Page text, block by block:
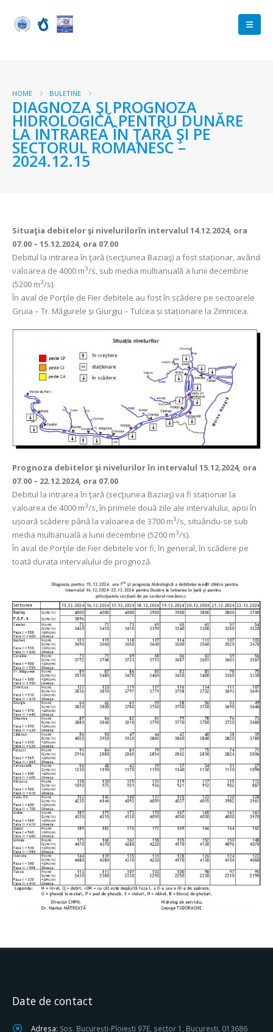
HOME BULETINE
DIAGNOZA ŞI PROGNOZA
HIDROLOGICĂ PENTRU DUNĂRE
LA INTRAREA ÎN ŢARĂ ŞI PE
SECTORUL ROMANESC –
2024.12.15
Situaţia debitelor şi nivelurilorîn intervalul 14.12.2024, ora
07.00 – 15.12.2024, ora 07.00
Debitul la intrarea în ţară (secţiunea Baziaş) a fost staționar, având
valoarea de 4000 m3/s, sub media multianuală a lunii decembrie
(5200 m3/s).
În aval de Porţile de Fier debitele au fost în scădere pe sectoarele
Gruia – Tr. Măgurele și Giurgiu – Tulcea și staționare la Zimnicea.
Prognoza debitelor şi nivelurilorîn intervalul 15.12.2024, ora
07.00 – 22.12.2024, ora 07.00
Debitul la intrarea în ţară (secţiunea Baziaş) va fi staționar la
valoarea de 4000 m3/s, în primele două zile ale intervalului, apoi în
ușoară scădere până la valoarea de 3700 m3/s, situându-se sub
media multianuală a lunii decembrie (5200 m3/s).
În aval de Porţile de Fier debitele vor fi, în general, în scădere pe
toată durata intervalului de prognoză.
Date de contact
Adresa: Șos. București-Ploiești 97E, sector 1, București, 013686